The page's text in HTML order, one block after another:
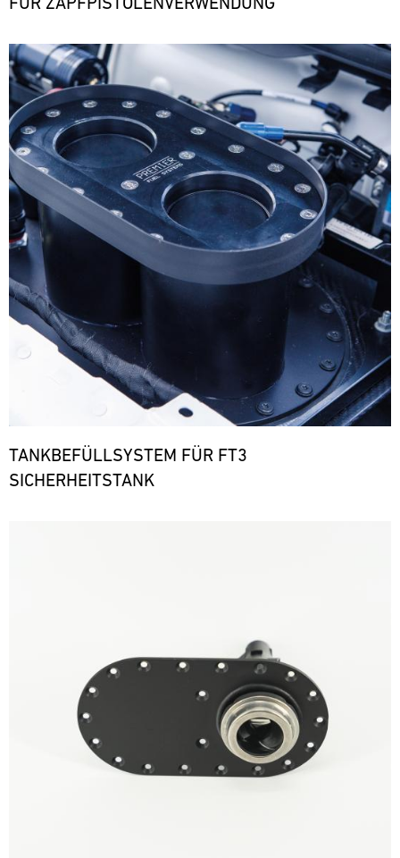
FÜR ZAPFPISTOLENVERWENDUNG
Bild
TANKBEFÜLLSYSTEM FÜR FT3
SICHERHEITSTANK